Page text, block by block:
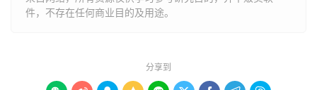
件，不存在任何商业目的及用途。
分享到